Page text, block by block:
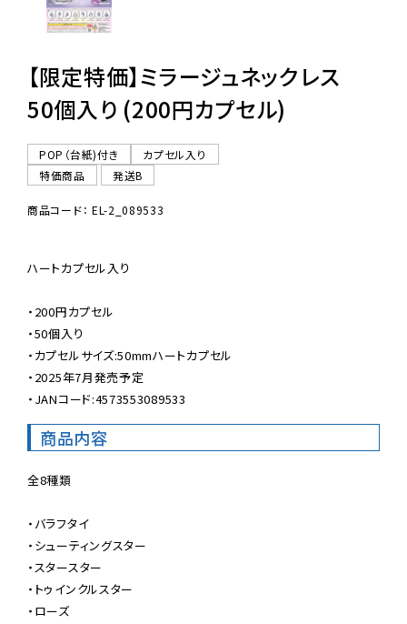
06-6282-7659
【限定特価】ミラージュネックレス
50個入り (200円カプセル)
POP（台紙)付き
カプセル入り
特価商品
発送B
商品コード： EL-2_089533
ハートカプセル入り
・200円カプセル
・50個入り
・カプセルサイズ:50mmハートカプセル
・2025年7月発売予定
・JANコード:4573553089533
商品内容
全8種類
・バラフタイ
・シューティングスター
・スタースター
・トゥインクルスター
・ローズ